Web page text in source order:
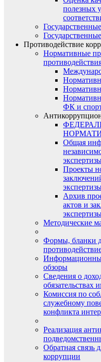
полезных
Противодействие
Нормативные
ФК и
Общая
Проекты
Архив
актов и
Методические
Формы, бланки
обзоры
Сведения о
обязательствах
Комиссия по
служебному
конфликта
Реализация
Обратная связь
коррупции